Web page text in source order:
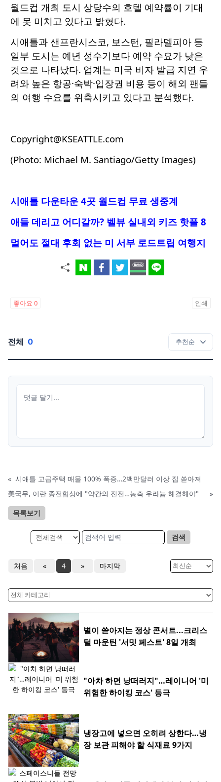
월드컵 개최 도시 상당수의 호텔 예약률이 기대
에 못 미치고 있다고 밝혔다.
시애틀과 샌프란시스코, 보스턴, 필라델피아 등
일부 도시는 예년 성수기보다 예약 수요가 낮은
것으로 나타났다. 업계는 미국 비자 발급 지연 우
려와 높은 항공·숙박·입장권 비용 등이 해외 팬들
의 여행 수요를 위축시키고 있다고 분석했다.
Copyright@KSEATTLE.com
(Photo: Michael M. Santiago/Getty Images)
시애틀 다운타운 4곳 월드컵 무료 생중계
애들 데리고 어디갈까? 벨뷰 실내외 키즈 핫플 8
멀어도 절대 후회 없는 미 서부 로드트립 여행지
좋아요 0 인쇄
전체 0
« 시애틀 고급주택 매물 100% 폭증…2백만달러 이상 집 쏟아져
美국무, 이란 종전협상에 "약간의 진전…농축 우라늄 해결해야"
»
목록보기
검색
처음 « 4 » 마지막
별이 쏟아지는 정상 콘서트...크리스
털 마운틴 '서밋 페스트' 8일 개최
"아차 하면 낭떠러지"…레이니어 '미
위험한 하이킹 코스' 등극
냉장고에 넣으면 오히려 상한다…냉
장 보관 피해야 할 식재료 9가지